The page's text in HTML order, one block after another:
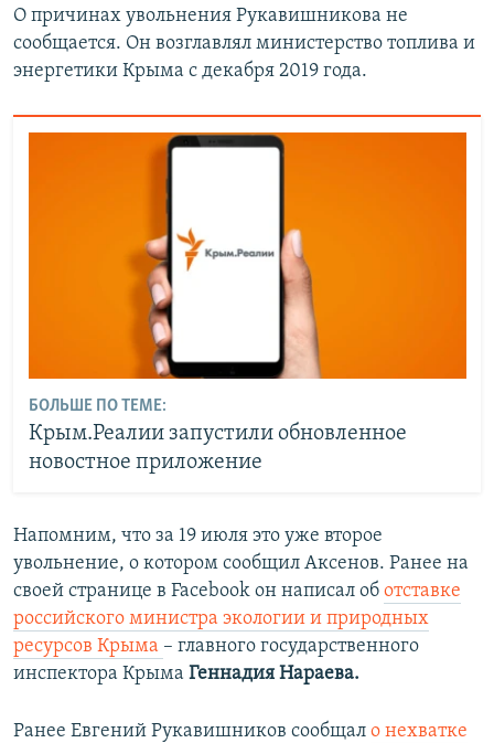
О причинах увольнения Рукавишникова не
сообщается. Он возглавлял министерство топлива и
энергетики Крыма с декабря 2019 года.
БОЛЬШЕ ПО ТЕМЕ:
Крым.Реалии запустили обновленное
новостное приложение
Напомним, что за 19 июля это уже второе
увольнение, о котором сообщил Аксенов. Ранее на
своей странице в Facebook он написал об отставке
российского министра экологии и природных
ресурсов Крыма – главного государственного
инспектора Крыма Геннадия Нараева.
Ранее Евгений Рукавишников сообщал о нехватке